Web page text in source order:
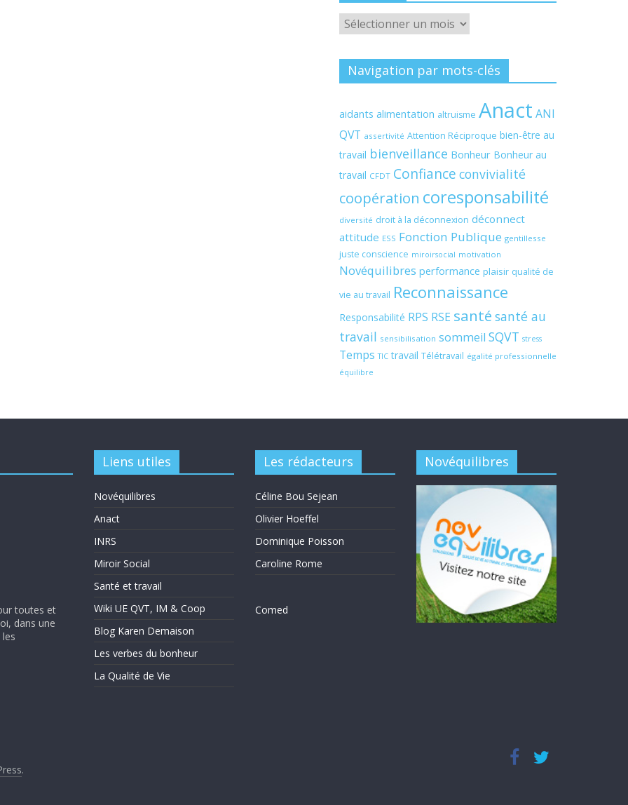
Archives
Navigation par mots-clés
aidants alimentation altruisme Anact ANI
QVT assertivité Attention Réciproque bien-être au
travail bienveillance Bonheur Bonheur au
travail CFDT Confiance convivialité
coopération coresponsabilité
diversité droit à la déconnexion déconnect
attitude ESS Fonction Publique gentillesse
juste conscience miroirsocial motivation
Novéquilibres performance plaisir qualité de
vie au travail Reconnaissance
Responsabilité RPS RSE santé santé au
travail sensibilisation sommeil SQVT stress
Temps TIC travail Télétravail égalité professionnelle
équilibre
toutes et
dans une
Liens utiles
Novéquilibres
Anact
INRS
Miroir Social
Santé et travail
Wiki UE QVT, IM & Coop
Blog Karen Demaison
Les verbes du bonheur
La Qualité de Vie
Les rédacteurs
Céline Bou Sejean
Olivier Hoeffel
Dominique Poisson
Caroline Rome
Comed
Novéquilibres
.